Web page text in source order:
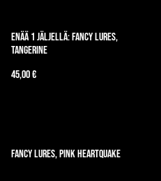
Enää 1 jäljellä: Fancy Lures,
Tangerine
45,00 €
Fancy Lures, Pink Heartquake